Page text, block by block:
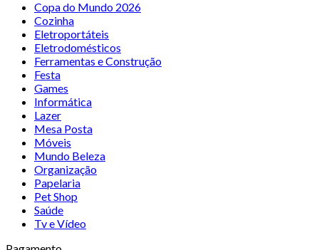
Copa do Mundo 2026
Cozinha
Eletroportáteis
Eletrodomésticos
Ferramentas e Construção
Festa
Games
Informática
Lazer
Mesa Posta
Móveis
Mundo Beleza
Organização
Papelaria
Pet Shop
Saúde
Tv e Vídeo